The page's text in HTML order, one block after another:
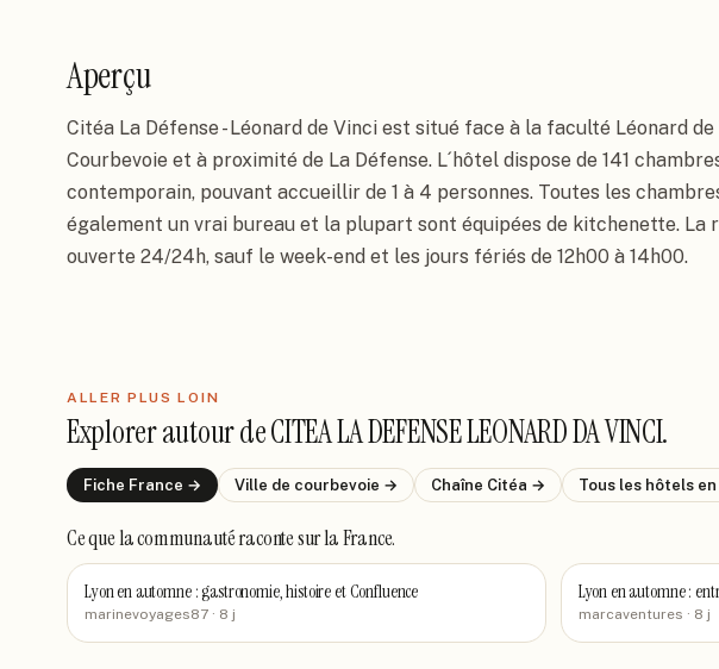
Aperçu
Citéa La Défense - Léonard de Vinci est situé face à la faculté Léonard de
Courbevoie et à proximité de La Défense. L´hôtel dispose de 141
contemporain, pouvant accueillir de 1 à 4 personnes. Toutes les
également un vrai bureau et la plupart sont équipées de kitchenette. La
ouverte 24/24h, sauf le week-end et les jours fériés de 12h00 à 14h00.
ALLER PLUS LOIN
Explorer autour deCITEA LA DEFENSE LEONARD DA VINCI.
Fiche France → Ville de courbevoie → Chaîne Citéa → Tous les hôtels
Ce que la communauté racontesur la France.
Lyon en automne : gastronomie, histoire et Confluence
marinevoyages87 · 8 j
Lyon en automne :
marcaventures · 8 j